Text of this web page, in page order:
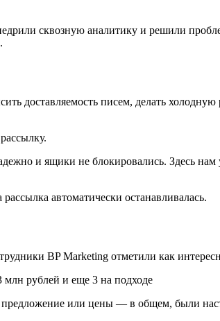
сквозную аналитику и решили
доставляемость писем, делать
и ящики не блокировались. Здесь нам
автоматически останавливалась.
BP Marketing отметили как
предложение или цены — в общем, были